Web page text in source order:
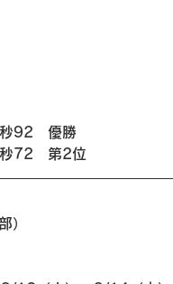
92　優勝
72　第2位
）